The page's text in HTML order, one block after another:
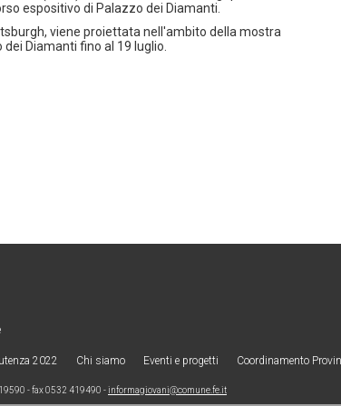
espositivo di Palazzo dei Diamanti.
viene proiettata nell'ambito della mostra
Diamanti fino al 19 luglio.
2022 Chi siamo Eventi e progetti Coordinamento
- fax 0532 419490 -informagiovani@comune.fe.it